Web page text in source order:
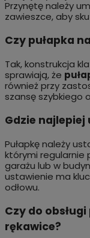
Przynętę należy
zawieszce, aby
Czy pułapka
Tak, konstrukcja
sprawiają, że
również przy
szansę szybkiego
Gdzie najlepiej
Pułapkę należy
którymi regularnie
garażu lub w
ustawienie ma
odłowu.
Czy do
rękawice?